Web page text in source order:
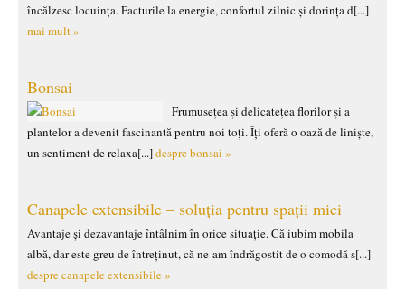
încălzesc locuința. Facturile la energie, confortul zilnic și dorința d[...]
mai mult »
Bonsai
Frumusețea și delicatețea florilor și a
plantelor a devenit fascinantă pentru noi toți. Îți oferă o oază de liniște,
un sentiment de relaxa[...]despre bonsai »
Canapele extensibile – soluția pentru spații mici
Avantaje și dezavantaje întâlnim în orice situație. Că iubim mobila
albă, dar este greu de întreținut, că ne-am îndrăgostit de o comodă s[...]
despre canapele extensibile »